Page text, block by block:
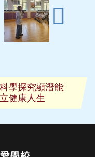
學探究顯潛能
健康人生